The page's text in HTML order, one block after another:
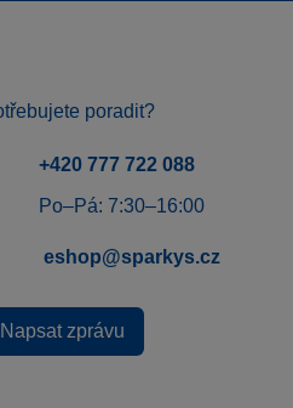
poradit?
+420 777 722 088
Po–Pá: 7:30–16:00
eshop@sparkys.cz
Napsat zprávu